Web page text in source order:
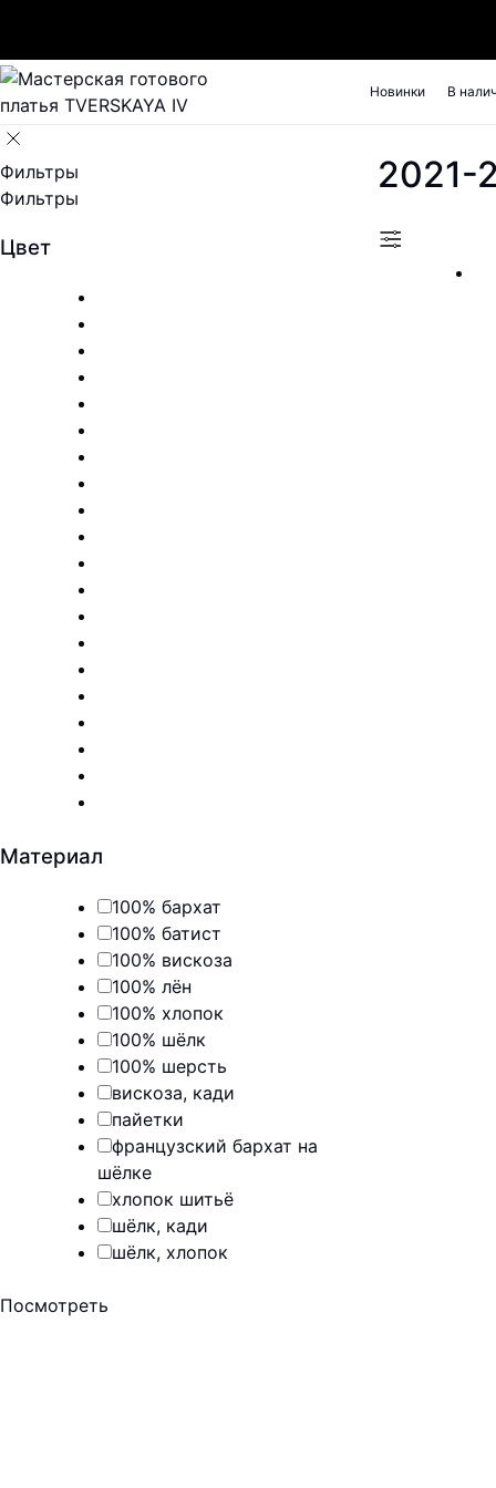
Новинки В
Фильтры
Фильтры
Цвет
Материал
100% бархат
100% батист
100% вискоза
100% лён
100% хлопок
100% шёлк
100% шерсть
вискоза, кади
пайетки
французский бархат на
шёлке
хлопок шитьё
шёлк, кади
шёлк, хлопок
Посмотреть
2021-